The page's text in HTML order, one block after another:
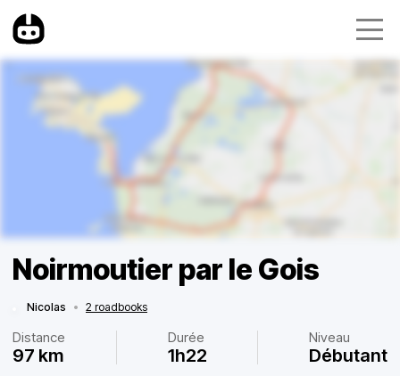
Noirmoutier par le Gois
Nicolas • 2 roadbooks
Distance
97 km
Durée
1h22
Niveau
Débutant